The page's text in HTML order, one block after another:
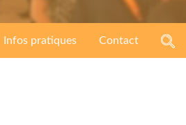
Infos pratiques Contact